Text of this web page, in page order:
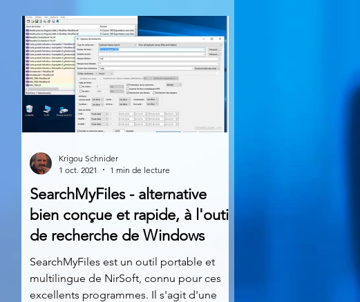
SearchMyFiles - alternative
bien conçue et rapide, à l'outil
de recherche de Windows
SearchMyFiles est un outil portable et
multilingue de NirSoft, connu pour ces
excellents programmes. Il s'agit d'une
Krigou Schnider
1 oct. 2021
1 min de lecture